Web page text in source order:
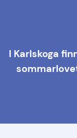
I Karlskoga